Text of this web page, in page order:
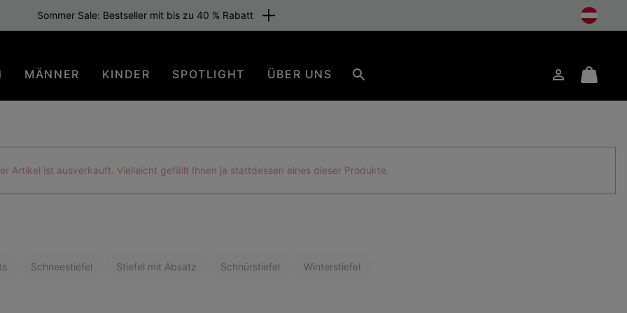
Sommer Sale: Bestseller mit bis zu 40 % Rabatt
MÄNNER KINDER SPOTLIGHT ÜBER UNS AnmeldenMini
Artikel ist ausverkauft. Vielleicht gefällt Ihnen ja stattdessen eines dieser Produkte.
Schneestiefel Stiefel mit Absatz Schnürstiefel Winterstiefel